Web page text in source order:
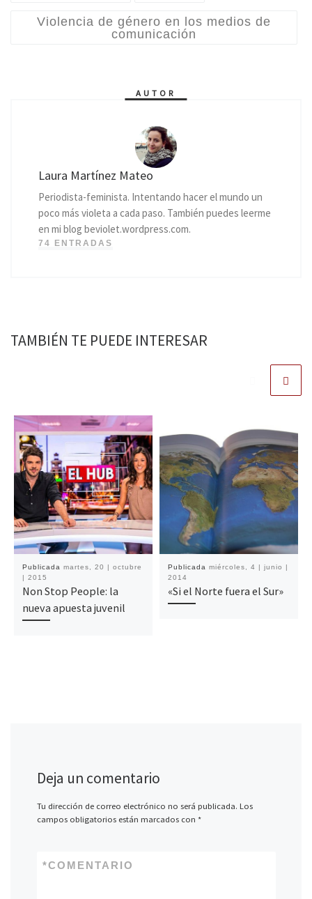
Violencia de género en los medios de
comunicación
AUTOR
Laura Martínez Mateo
Periodista-feminista. Intentando hacer el mundo un
poco más violeta a cada paso. También puedes leerme
en mi blog beviolet.wordpress.com.
74 ENTRADAS
TAMBIÉN TE PUEDE INTERESAR
Publicada martes, 20 | octubre
| 2015
Non Stop People: la
nueva apuesta juvenil
Publicada miércoles, 4 | junio |
2014
«Si el Norte fuera el Sur»
Deja un comentario
Tu dirección de correo electrónico no será publicada. Los
campos obligatorios están marcados con *
COMENTARIO
*